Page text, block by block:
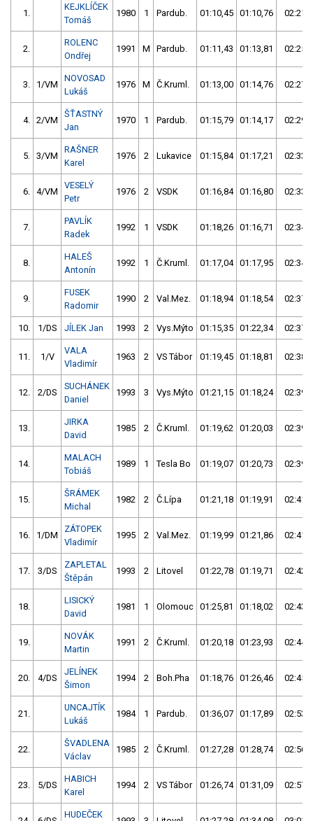
1.
KEJKLÍČEK
Tomáš
1980 1 Pardub. 01:10,45 01:10,76
2.
ROLENC
Ondřej
1991 M Pardub. 01:11,43 01:13,81
3. 1/VM
NOVOSAD
Lukáš
1976 M Č.Kruml. 01:13,00 01:14,76
4. 2/VM
ŠŤASTNÝ
Jan
1970 1 Pardub. 01:15,79 01:14,17
5. 3/VM
RAŠNER
Karel
1976 2 Lukavice 01:15,84 01:17,21
6. 4/VM
VESELÝ
Petr
1976 2 VSDK 01:16,84 01:16,80
7.
PAVLÍK
Radek
1992 1 VSDK 01:18,26 01:16,71
8.
HALEŠ
Antonín
1992 1 Č.Kruml. 01:17,04 01:17,95
9.
FUSEK
Radomir
1990 2 Val.Mez. 01:18,94 01:18,54
10. 1/DS JÍLEK Jan 1993 2 Vys.Mýto 01:15,35 01:22,34
11. 1/V
VALA
Vladimír
1963 2 VS Tábor 01:19,45 01:18,81
12. 2/DS
SUCHÁNEK
Daniel
1993 3 Vys.Mýto 01:21,15 01:18,24
13.
JIRKA
David
1985 2 Č.Kruml. 01:19,62 01:20,03
14.
MALACH
Tobiáš
1989 1 Tesla Bo 01:19,07 01:20,73
15.
ŠRÁMEK
Michal
1982 2 Č.Lípa 01:21,18 01:19,91
16. 1/DM
ZÁTOPEK
Vladimír
1995 2 Val.Mez. 01:19,99 01:21,86
17. 3/DS
ZAPLETAL
Štěpán
1993 2 Litovel 01:22,78 01:19,71
18.
LISICKÝ
David
1981 1 Olomouc 01:25,81 01:18,02
19.
NOVÁK
Martin
1991 2 Č.Kruml. 01:20,18 01:23,93
20. 4/DS
JELÍNEK
Šimon
1994 2 Boh.Pha 01:18,76 01:26,46
21.
UNCAJTÍK
Lukáš
1984 1 Pardub. 01:36,07 01:17,89
22.
ŠVADLENA
Václav
1985 2 Č.Kruml. 01:27,28 01:28,74
23. 5/DS
HABICH
Karel
1994 2 VS Tábor 01:26,74 01:31,09
HUDEČEK